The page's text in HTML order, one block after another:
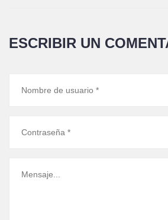
ESCRIBIR UN